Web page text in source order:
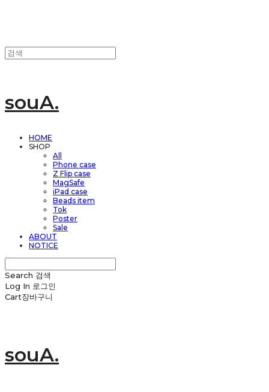
souA.
HOME
SHOP
All
Phone case
Z Flip case
MagSafe
iPad case
Beads item
Tok
Poster
Sale
ABOUT
NOTICE
Search 검색
Log In 로그인
Cart장바구니
souA.